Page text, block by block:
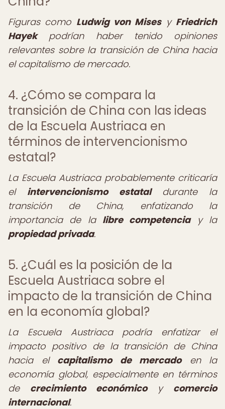
Figuras como Ludwig von Misesy Friedrich
Hayekpodrían haber tenido opiniones
relevantes sobre la transición de China hacia
el capitalismo de mercado.
4. ¿Cómo se compara la
transición de China con las ideas
de la Escuela Austriaca en
términos de intervencionismo
estatal?
La Escuela Austriaca probablemente criticaría
el intervencionismo estataldurante la
transición de China, enfatizando la
importancia de la libre competenciay la
propiedad privada.
5. ¿Cuál es la posición de la
Escuela Austriaca sobre el
impacto de la transición de China
en la economía global?
La Escuela Austriaca podría enfatizar el
impacto positivo de la transición de China
hacia el capitalismo de mercadoen la
economía global, especialmente en términos
de crecimiento económicoy comercio
internacional.